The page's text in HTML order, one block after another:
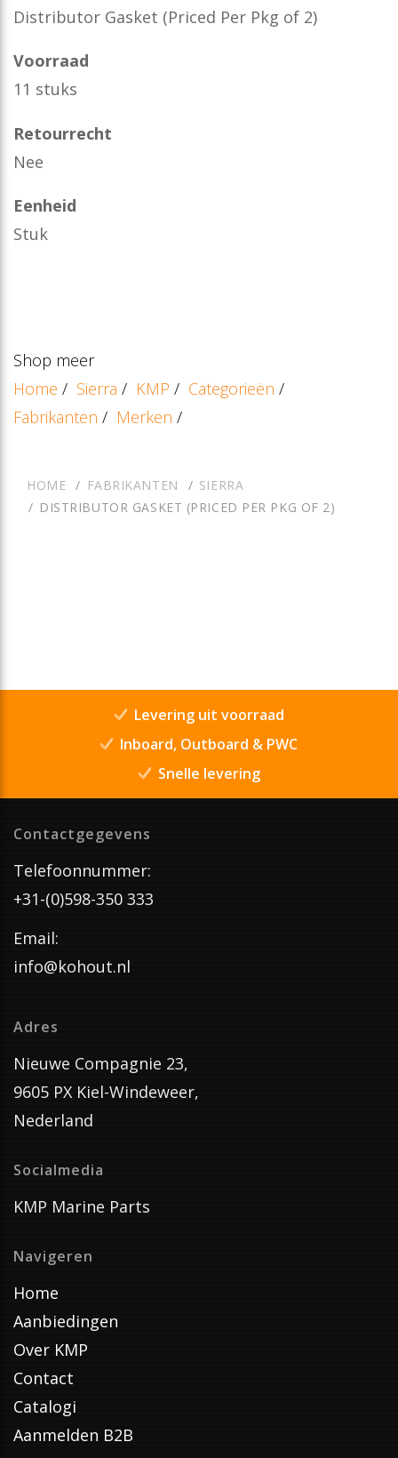
Distributor Gasket (Priced Per Pkg of 2)
Voorraad
11 stuks
Retourrecht
Nee
Eenheid
Stuk
Shop meer
Home / Sierra / KMP / Categorieën /
Fabrikanten / Merken /
HOME FABRIKANTEN
SIERRA
DISTRIBUTOR GASKET (PRICED PER PKG OF 2)
Levering uit voorraad
Inboard, Outboard & PWC
Snelle levering
Contactgegevens
Telefoonnummer:
+31-(0)598-350 333
Email:
info@kohout.nl
Adres
Nieuwe Compagnie 23,
9605 PX Kiel-Windeweer,
Nederland
Socialmedia
KMP Marine Parts
Navigeren
Home
Aanbiedingen
Over KMP
Contact
Catalogi
Aanmelden B2B